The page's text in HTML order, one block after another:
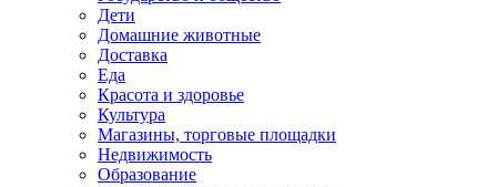
Дети
Домашние животные
Доставка
Еда
Красота и здоровье
Культура
Магазины, торговые площадки
Недвижимость
Образование